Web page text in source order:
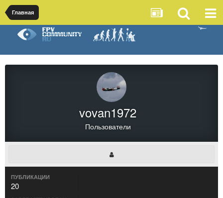
Главная
vovan1972
Пользователи
ПУБЛИКАЦИИ
20